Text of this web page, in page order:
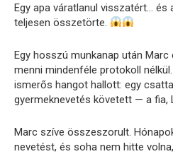
Egy apa váratlanul visszatért… és
teljesen összetörte.
Egy hosszú munkanap után
menni mindenféle protokoll
ismerős hangot hallott: egy
gyermeknevetés követett — a fia,
Marc szíve összeszorult.
nevetést, és soha nem hitte